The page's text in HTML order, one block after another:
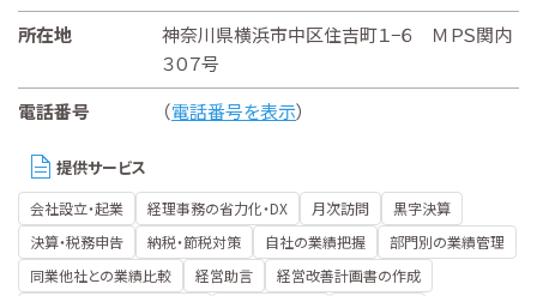
所在地
神奈川県横浜市中区住吉町１−６ ＭＰＳ関内
３０７号
電話番号
（電話番号を表示）
提供サービス
会社設立・起業 経理事務の省力化・DX 月次訪問
黒字決算
決算・税務申告
納税・節税対策 自社の業績把握
部門別の業績管理
同業他社との業績比較
経営助言
経営改善計画書の作成